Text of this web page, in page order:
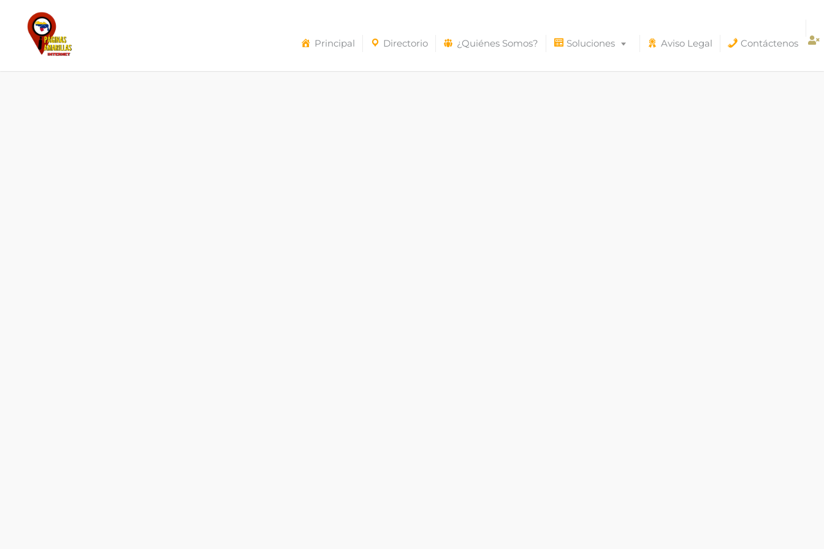
Principal Directorio ¿Quiénes Somos? Soluciones Aviso Legal Contáctenos